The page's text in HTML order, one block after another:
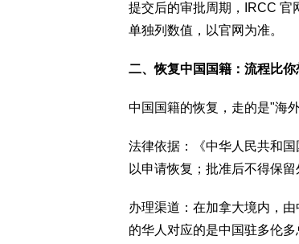
提交后的审批周期，IRCC
单独列数值，以官网为准。
二、恢复中国国籍：流程比
中国国籍的恢复，走的是"海
法律依据：《中华人民共和
以申请恢复；批准后不得保留
办理渠道：在加拿大境内，
的华人对应的是中国驻多伦